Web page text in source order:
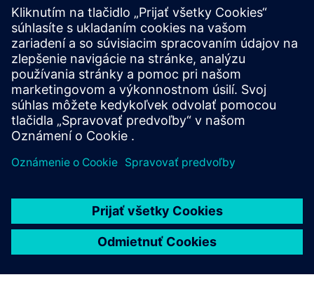
Doplňujúce Informácie a Zdroje
Viac informácií
Predpoklady
žiadne